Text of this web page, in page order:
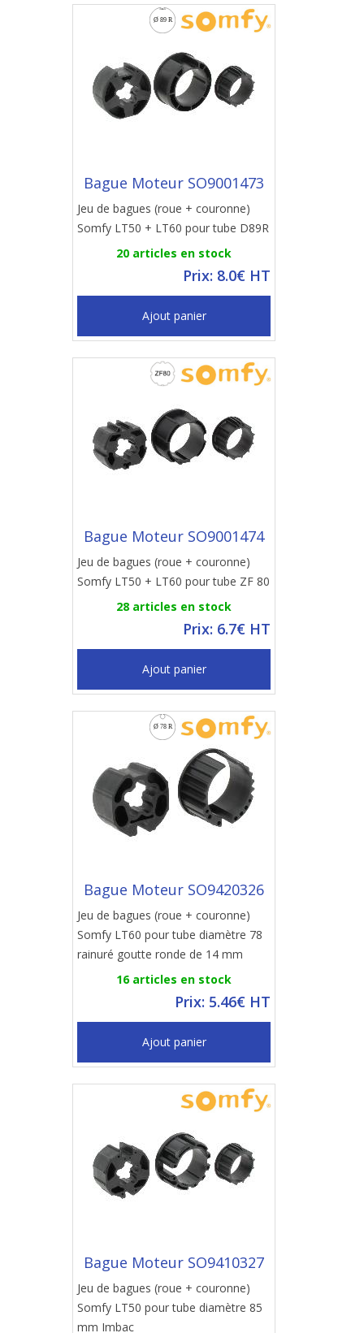
Bague Moteur SO9001473
Jeu de bagues (roue + couronne)
Somfy LT50 + LT60 pour tube D89R
20 articles en stock
Prix: 8.0€ HT
Ajout panier
Bague Moteur SO9001474
Jeu de bagues (roue + couronne)
Somfy LT50 + LT60 pour tube ZF 80
28 articles en stock
Prix: 6.7€ HT
Ajout panier
Bague Moteur SO9420326
Jeu de bagues (roue + couronne)
Somfy LT60 pour tube diamètre 78
rainuré goutte ronde de 14 mm
16 articles en stock
Prix: 5.46€ HT
Ajout panier
Bague Moteur SO9410327
Jeu de bagues (roue + couronne)
Somfy LT50 pour tube diamètre 85
mm Imbac